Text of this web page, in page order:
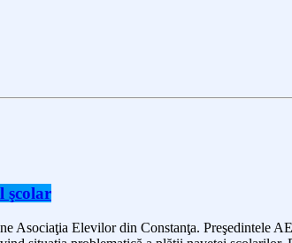
şcolar
Asociaţia Elevilor din Constanţa. Preşedintele